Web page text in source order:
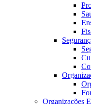
Organizações